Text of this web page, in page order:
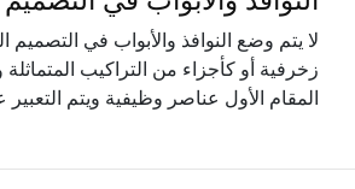
لا يتم وضع النوافذ والأبواب في التصميم
زخرفية أو كأجزاء من التراكيب المتماثلة
المقام الأول عناصر وظيفية ويتم التعبير